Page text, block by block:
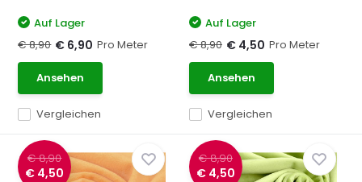
Vergleichen
Auf Lager
€ 8,90 € 6,90 Pro Meter
Ansehen
Vergleichen
Auf Lager
€ 8,90 € 4,50 Pro Meter
Ansehen
€ 8,90
€ 4,50
€ 8,90
€ 4,50